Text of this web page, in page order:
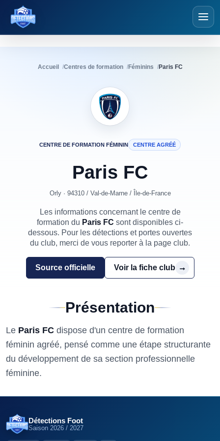
Détections Foot
Accueil Centres de formation Féminins Paris FC
CENTRE DE FORMATION FÉMININ CENTRE AGRÉÉ
Paris FC
Orly · 94310/ Val-de-Marne/ Île-de-France
Les informations concernant le centre de
formation du Paris FC sont disponibles ci-
dessous. Pour les détections et portes ouvertes
du club, merci de vous reporter à la page club.
Source officielle Voir la fiche club
Présentation
Le Paris FC dispose d'un centre de formation
féminin agréé, pensé comme une étape structurante
du développement de sa section professionnelle
féminine.
Détections Foot
Saison 2026 / 2027